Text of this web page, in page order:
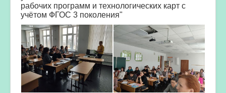
рабочих программ и технологических карт с
учётом ФГОС 3 поколения"